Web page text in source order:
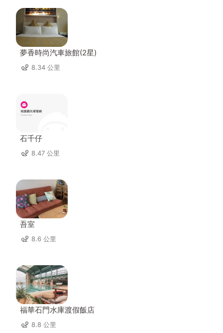
夢香時尚汽車旅館(2星)
8.34 公里
石千仔
8.47 公里
吾室
8.6 公里
福華石門水庫渡假飯店
8.8 公里